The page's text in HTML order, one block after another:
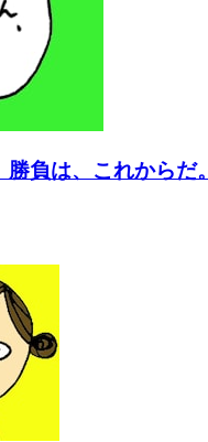
負は、これからだ。